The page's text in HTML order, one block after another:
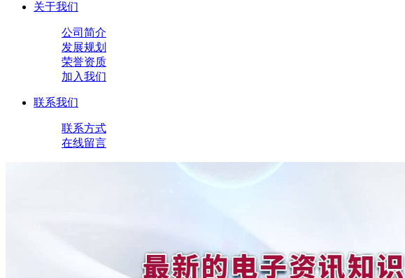
关于我们
公司简介
发展规划
荣誉资质
加入我们
联系我们
联系方式
在线留言